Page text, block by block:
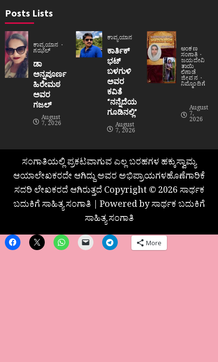
Posts Lists
ಕಾವ್ಯಯಾನ
ಗಝಲ್
ಡಾ
ಅನ್ನಪೂರ್ಣ
ಹಿರೇಮಠ
ಅವರ
ಗಜಲ್
August
7, 2026
ಕಾವ್ಯಯಾನ
ಕಾರ್ತಿಕ್
ಭಟ್
ಬಳಗುಳಿ
ಅವರ
ಕವಿತೆ
“ನನ್ನೆದೆಯ
ಗೂಡಿನಲ್ಲಿ”
August
7, 2026
ಅಂಕಣ
ಸಂಗಾತಿ
ಜಯದೇವಿ
ತಾಯಿ
ಲಿಗಾಡೆ
ಜೀವನ
ನಿಮ್ಮೊಂದಿಗೆ
August
7,
2026
ಸಂಗಾತಿಯಲ್ಲಿ ಪ್ರಕಟವಾಗುವ ಎಲ್ಲ ಬರಹಗಳ ಹಕ್ಕುಸ್ವಾಮ್ಯ
ಆಯಾಲೇಖಕರದೇ ಆಗಿದ್ದು ಅವರ ಅಭಿಪ್ರಾಯಗಳಹೊಣೆಗಾರಿಕೆ
ಸದರಿ ಲೇಖಕರದೆ ಆಗಿರುತ್ತದೆ Copyright © 2026 ಸಾರ್ಥಕ
ಬದುಕಿಗೆ ಸಾಹಿತ್ಯ ಸಂಗಾತಿ | Powered by ಸಾರ್ಥಕ ಬದುಕಿಗೆ
ಸಾಹಿತ್ಯ ಸಂಗಾತಿ
More